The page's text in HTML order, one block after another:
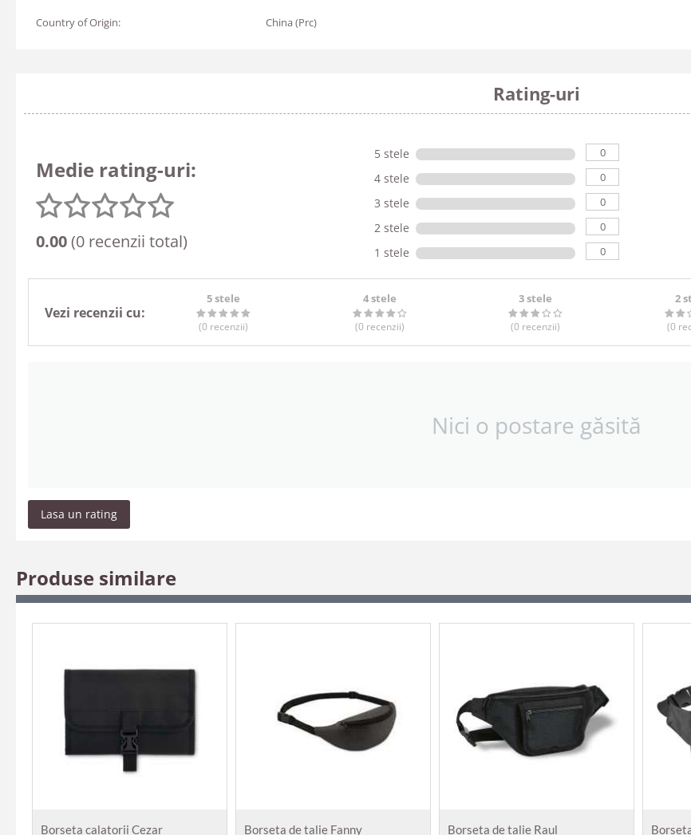
Country of Origin: China (Prc)
Rating-uri
Medie rating-uri:
0.00(0 recenzii total)
5 stele 0
4 stele 0
3 stele 0
2 stele 0
1 stele 0
Vezi recenzii cu:
5 stele
(0 recenzii)
4 stele
(0 recenzii)
3 stele
(0 recenzii)
2
(0
Nici o postare găsită
Lasa un rating
Produse similare
Borseta calatorii Cezar Borseta de talie Fanny Borseta de talie Raul